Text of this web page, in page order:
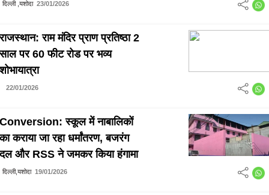
दिल्ली ,यशोदा 23/01/2026
राजस्थान: राम मंदिर प्राण प्रतिष्ठा 2
साल पर 60 फीट रोड पर भव्य
शोभायात्रा
22/01/2026
Conversion: स्कूल में नाबालिकों
का कराया जा रहा धर्मांतरण, बजरंग
दल और RSS ने जमकर किया हंगामा
दिल्ली,यशोदा 19/01/2026